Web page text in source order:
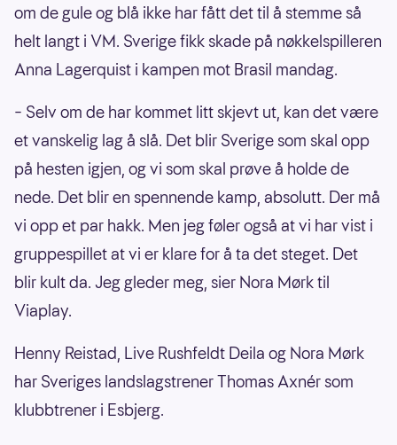
om de gule og blå ikke har fått det til å stemme så
helt langt i VM. Sverige fikk skade på nøkkelspilleren
Anna Lagerquist i kampen mot Brasil mandag.
– Selv om de har kommet litt skjevt ut, kan det være
et vanskelig lag å slå. Det blir Sverige som skal opp
på hesten igjen, og vi som skal prøve å holde de
nede. Det blir en spennende kamp, absolutt. Der må
vi opp et par hakk. Men jeg føler også at vi har vist i
gruppespillet at vi er klare for å ta det steget. Det
blir kult da. Jeg gleder meg, sier Nora Mørk til
Viaplay.
Henny Reistad, Live Rushfeldt Deila og Nora Mørk
har Sveriges landslagstrener Thomas Axnér som
klubbtrener i Esbjerg.